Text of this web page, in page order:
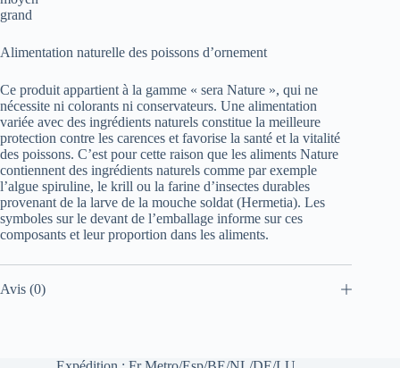
grand
Alimentation naturelle des poissons d’ornement
Ce produit appartient à la gamme « sera Nature », qui ne
nécessite ni colorants ni conservateurs. Une alimentation
variée avec des ingrédients naturels constitue la meilleure
protection contre les carences et favorise la santé et la vitalité
des poissons. C’est pour cette raison que les aliments Nature
contiennent des ingrédients naturels comme par exemple
l’algue spiruline, le krill ou la farine d’insectes durables
provenant de la larve de la mouche soldat (Hermetia). Les
symboles sur le devant de l’emballage informe sur ces
composants et leur proportion dans les aliments.
Avis (0)